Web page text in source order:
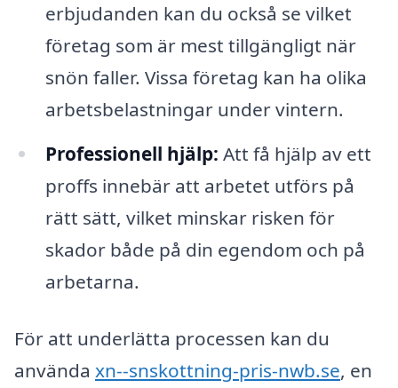
erbjudanden kan du också se vilket
företag som är mest tillgängligt när
snön faller. Vissa företag kan ha olika
arbetsbelastningar under vintern.
Professionell hjälp: Att få hjälp av ett
proffs innebär att arbetet utförs på
rätt sätt, vilket minskar risken för
skador både på din egendom och på
arbetarna.
För att underlätta processen kan du
använda xn--snskottning-pris-nwb.se, en